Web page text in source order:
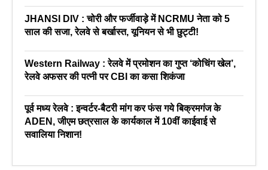
JHANSI DIV : चोरी और फर्जीवाड़े में NCRMU नेता को 5
साल की सजा, रेलवे से बर्खास्त, यूनियन से भी छुट्टी!
Western Railway : रेलवे में प्रमोशन का गुप्त ‘कोचिंग खेल’,
रेलवे अफसर की पत्नी पर CBI का कसा शिकंजा
पूर्व मध्य रेलवे : इन्वर्टर-बैटरी मांग कर फंस गये बिक्रमगंज के
ADEN, जीएम छत्रसाल के कार्यकाल में 10वीं काईवाई से
सवालिया निशान!